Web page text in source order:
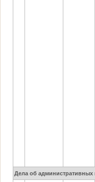
Дела об административных